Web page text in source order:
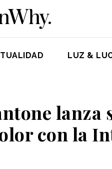
LUZ &
lanza
con la